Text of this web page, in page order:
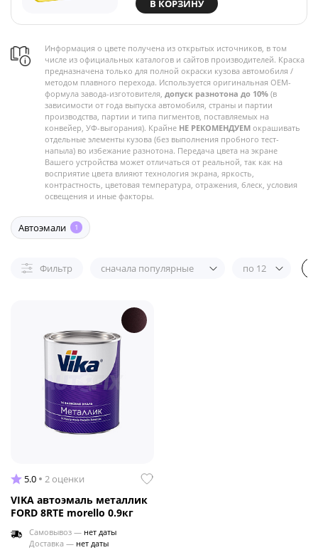
В КОРЗИНУ
Информация о цвете получена из открытых источников, в том
числе из официальных каталогов и сайтов производителей. Краска
предназначена только для полной окраски кузова автомобиля /
методом плавного перехода. Используется оригинальная OEM-
формула завода-изготовителя, допуск разнотона до 10% (в
зависимости от года выпуска автомобиля, страны и партии
производства, партии и типа пигментов, поставляемых на
конвейер, УФ-выгорания). Крайне НЕ РЕКОМЕНДУЕМ окрашивать
отдельные элементы кузова (без выполнения пробного тест-
напыла) во избежание разнотона. Передача цвета на экране
Вашего устройства может отличаться от реальной, так как на
восприятие цвета влияют технология экрана, яркость,
контрастность, цветовая температура, отражения, блеск, условия
освещения и иные факторы.
Автоэмали 1
Фильтр сначала популярные по 12
5.0 2 оценки
VIKA автоэмаль металлик
FORD 8RTE morello 0.9кг
Самовывоз — нет даты
Доставка — нет даты